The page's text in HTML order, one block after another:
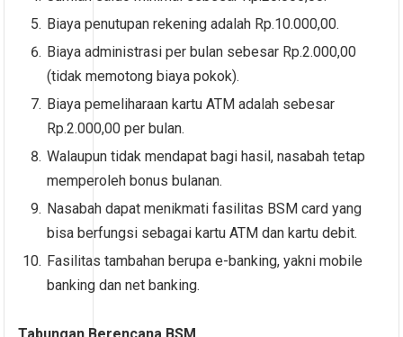
Biaya penutupan rekening adalah Rp.10.000,00.
Biaya administrasi per bulan sebesar Rp.2.000,00
(tidak memotong biaya pokok).
Biaya pemeliharaan kartu ATM adalah sebesar
Rp.2.000,00 per bulan.
Walaupun tidak mendapat bagi hasil, nasabah tetap
memperoleh bonus bulanan.
Nasabah dapat menikmati fasilitas BSM card yang
bisa berfungsi sebagai kartu ATM dan kartu debit.
Fasilitas tambahan berupa e-banking, yakni mobile
banking dan net banking.